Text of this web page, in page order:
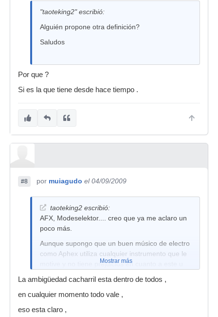
"taoteking2" escribió:
Alguién propone otra definición?
Saludos
Por que ?
Si es la que tiene desde hace tiempo .
#8 por muiagudo el 04/09/2009
taoteking2 escribió:
AFX, Modeselektor.... creo que ya me aclaro un
poco más.
Aunque supongo que un buen músico de electro
como Aphex utiliza cualquier instrumento que le
motive y no tiene prejuicios en cuanto a este u
Mostrar más
La ambigüedad cacharril esta dentro de todos ,
en cualquier momento todo vale ,
eso esta claro ,